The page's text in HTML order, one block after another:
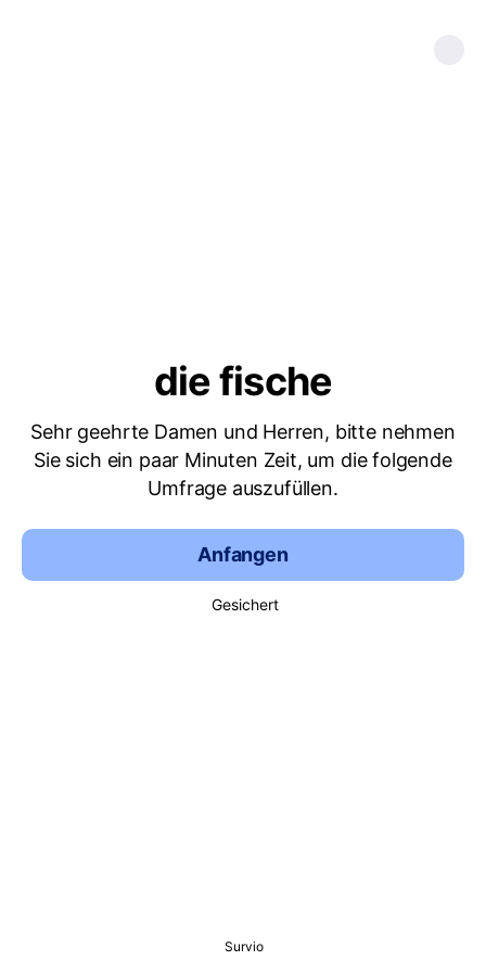
die fische
Sehr geehrte Damen und Herren, bitte nehmen
Sie sich ein paar Minuten Zeit, um die folgende
Umfrage auszufüllen.
Anfangen
Gesichert
Survio